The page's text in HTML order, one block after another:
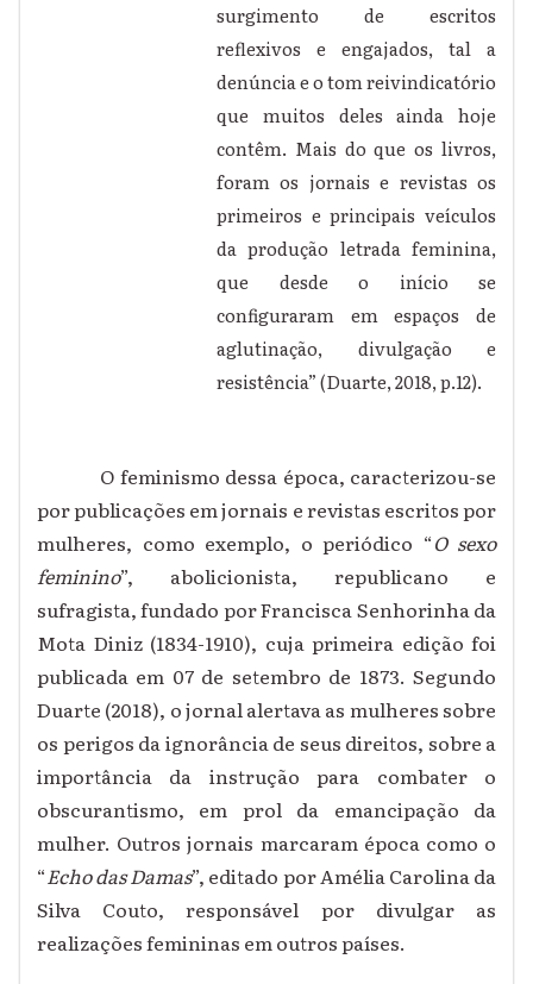
surgimento de escritos
reflexivos e engajados, tal a
denúncia e o tom reivindicatório
que muitos deles ainda hoje
contêm. Mais do que os livros,
foram os jornais e revistas os
primeiros e principais veículos
da produção letrada feminina,
que desde o início se
configuraram em espaços de
aglutinação, divulgação e
resistência” (Duarte, 2018, p.12).
O feminismo dessa época, caracterizou-se
por publicações em jornais e revistas escritos por
mulheres, como exemplo, o periódico “O sexo
feminino”, abolicionista, republicano e
sufragista, fundado por Francisca Senhorinha da
Mota Diniz (1834-1910), cuja primeira edição foi
publicada em 07 de setembro de 1873. Segundo
Duarte (2018), o jornal alertava as mulheres sobre
os perigos da ignorância de seus direitos, sobre a
importância da instrução para combater o
obscurantismo, em prol da emancipação da
mulher. Outros jornais marcaram época como o
“Echo das Damas”, editado por Amélia Carolina da
Silva Couto, responsável por divulgar as
realizações femininas em outros países.